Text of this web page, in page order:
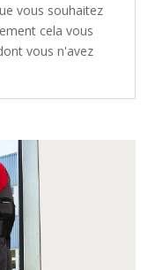
vous souhaitez
cela vous
vous n'avez